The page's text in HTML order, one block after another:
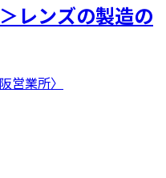
レンズの製造の
営業所〉